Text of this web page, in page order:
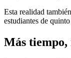
Esta realidad
estudiantes de
Más tiempo,